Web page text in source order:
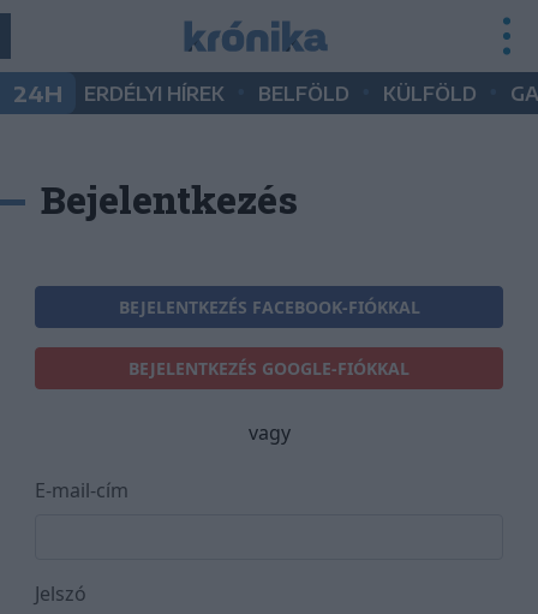
24H ERDÉLYI HÍREK BELFÖLD KÜLFÖLD
Bejelentkezés
BEJELENTKEZÉS FACEBOOK-FIÓKKAL
BEJELENTKEZÉS GOOGLE-FIÓKKAL
vagy
E-mail-cím
Jelszó